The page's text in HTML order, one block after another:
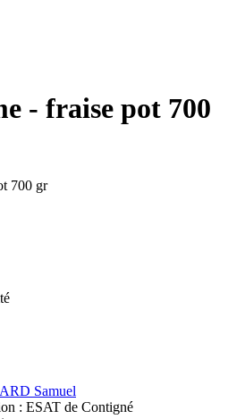
- fraise pot 700
Samuel
: ESAT de Contigné